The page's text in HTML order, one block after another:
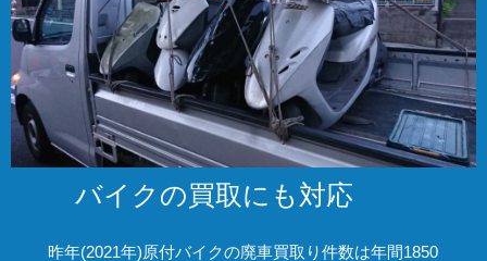
バイクの買取にも対応
昨年(2021年)原付バイクの廃車買取り件数は年間1850